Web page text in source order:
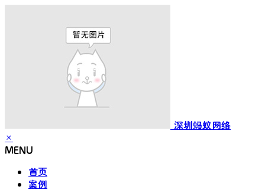
深圳蚂蚁网络
×
MENU
首页
案例